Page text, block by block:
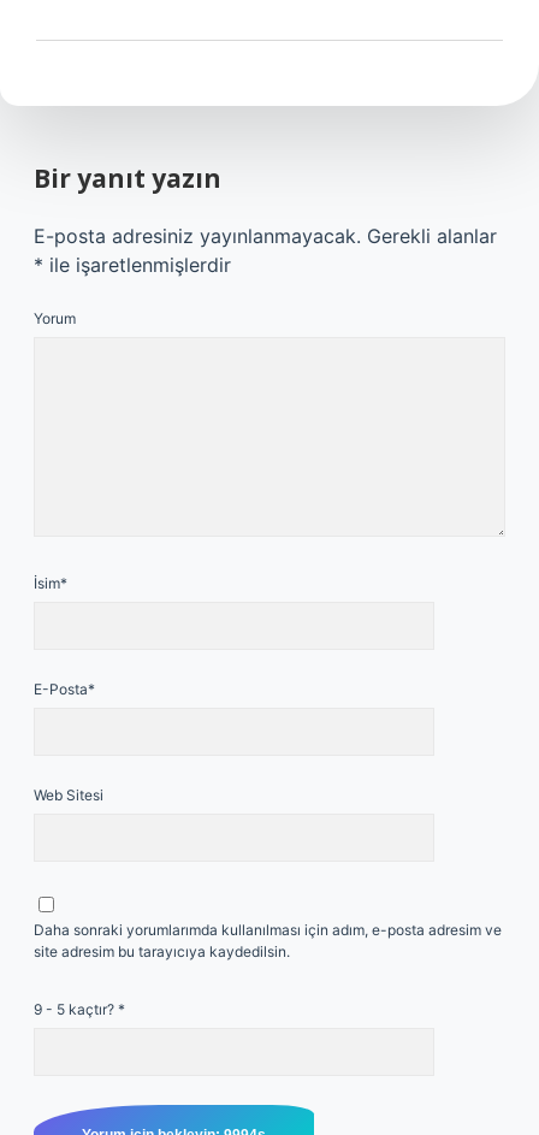
Bir yanıt yazın
E-posta adresiniz yayınlanmayacak. Gerekli alanlar
* ile işaretlenmişlerdir
Yorum
İsim*
E-Posta*
Web Sitesi
Daha sonraki yorumlarımda kullanılması için adım, e-posta adresim ve
site adresim bu tarayıcıya kaydedilsin.
9 - 5 kaçtır? *